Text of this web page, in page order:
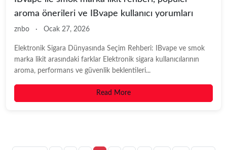
aroma önerileri ve IBvape kullanıcı yorumları
znbo · Ocak 27, 2026
Elektronik Sigara Dünyasında Seçim Rehberi: IBvape ve smok
marka likit arasındaki farklar Elektronik sigara kullanıcılarının
aroma, performans ve güvenlik beklentileri...
Read More